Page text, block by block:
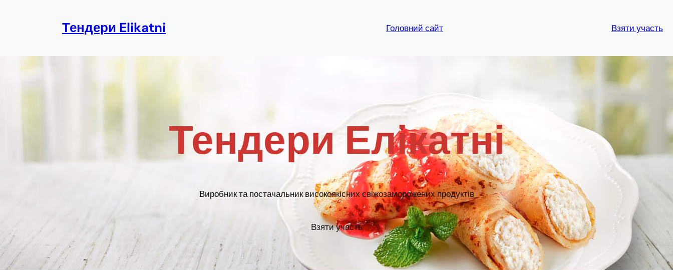
Тендери Elikatni Головний сайт Взяти участь
Тендери Елікатні
Виробник та постачальник високоякісних свіжозаморожених продуктів
Взяти участь